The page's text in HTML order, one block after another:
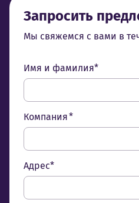
Запросить
Мы свяжемся с вами в
Имя и фамилия*
Компания *
Адрес*